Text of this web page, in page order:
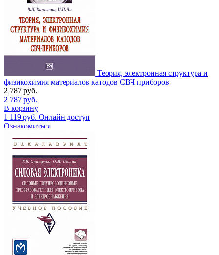
Теория, электронная структура и
физикохимия материалов катодов СВЧ приборов
2 787 руб.
2 787 руб.
В корзину
1 119 руб. Онлайн доступ
Ознакомиться